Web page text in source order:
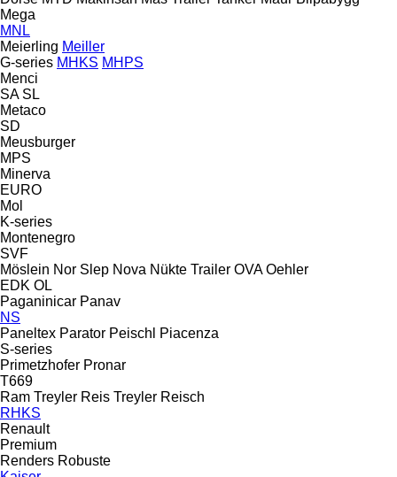
Mega
MNL
Meierling Meiller
G-series MHKS MHPS
Menci
SA SL
Metaco
SD
Meusburger
MPS
Minerva
EURO
Mol
K-series
Montenegro
SVF
Möslein Nor Slep Nova Nükte Trailer OVA Oehler
EDK OL
Paganinicar Panav
NS
Paneltex Parator Peischl
Piacenza
S-series
Primetzhofer Pronar
T669
Ram Treyler Reis Treyler Reisch
RHKS
Renault
Premium
Renders Robuste